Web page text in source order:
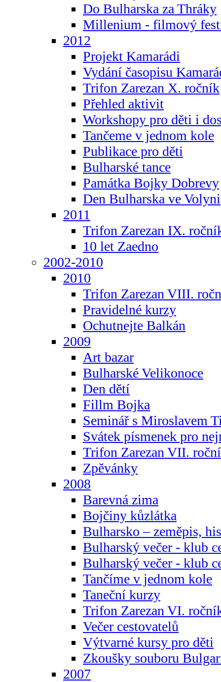
Do Bulharska za Thráky
Millenium - filmový
2012
Projekt Kamarádi
Vydání časopisu
Trifon Zarezan X. ročník
Přehled aktivit
Workshopy pro děti i
Tančeme v jednom kole
Publikace pro děti
Bulharské tance
Památka Bojky Dobrevy
Den Bulharska ve Volyni
2011
Trifon Zarezan IX.
10 let Zaedno
2002-2010
2010
Trifon Zarezan VIII.
Pravidelné kurzy
Ochutnejte Balkán
2009
Art bazar
Bulharské Velikonoce
Den dětí
Fillm Bojka
Seminář s Miroslavem
Svátek písmenek pro
Trifon Zarezan VII.
Zpěvánky
2008
Barevná zima
Bojčiny kůzlátka
Bulharsko – zeměpis,
Bulharský večer - klub
Bulharský večer - klub
Tančíme v jednom kole
Taneční kurzy
Trifon Zarezan VI.
Večer cestovatelů
Výtvarné kursy pro děti
Zkoušky souboru
2007